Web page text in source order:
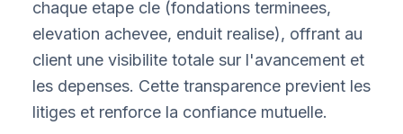
chaque etape cle (fondations terminees,
elevation achevee, enduit realise), offrant au
client une visibilite totale sur l'avancement et
les depenses. Cette transparence previent les
litiges et renforce la confiance mutuelle.